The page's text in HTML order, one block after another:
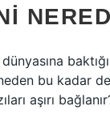
bu kadar
aşırı